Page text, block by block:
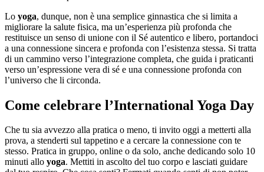
Lo yoga, dunque, non è una semplice ginnastica che si limita a
migliorare la salute fisica, ma un’esperienza più profonda che
restituisce un senso di unione con il Sé autentico e libero, portandoci
a una connessione sincera e profonda con l’esistenza stessa. Si tratta
di un cammino verso l’integrazione completa, che guida i praticanti
verso un’espressione vera di sé e una connessione profonda con
l’universo che li circonda.
Come celebrare l’International Yoga Day
Che tu sia avvezzo alla pratica o meno, ti invito oggi a metterti alla
prova, a stenderti sul tappetino e a cercare la connessione con te
stesso. Pratica in gruppo, online o da solo, anche dedicando solo 10
minuti allo yoga. Mettiti in ascolto del tuo corpo e lasciati guidare